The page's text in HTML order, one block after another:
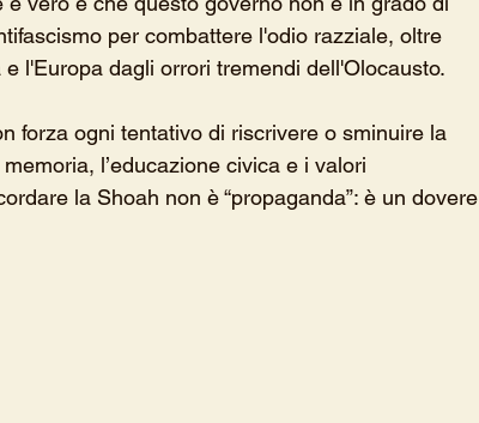
per combattere l'odio razziale, oltre
l'Europa dagli orrori tremendi dell'Olocausto.
forza ogni tentativo di riscrivere o sminuire la
l’educazione civica e i valori
la Shoah non è “propaganda”: è un dovere